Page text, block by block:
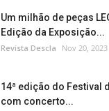
Um milhão de peças
Edição da Exposição...
Revista Descla Nov 20, 2023
14ª edição do Festival
com concerto...